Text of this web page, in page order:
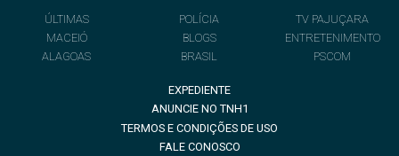
ÚLTIMAS
MACEIÓ
ALAGOAS
POLÍCIA
BLOGS
BRASIL
TV PAJUÇARA
ENTRETENIMENTO
PSCOM
EXPEDIENTE
ANUNCIE NO TNH1
TERMOS E CONDIÇÕES DE USO
FALE CONOSCO